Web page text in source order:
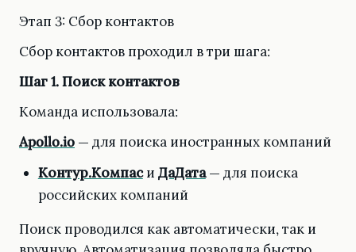
Этап 3: Сбор контактов
Сбор контактов проходил в три шага:
Шаг 1. Поиск контактов
Команда использовала:
Apollo.io — для поиска иностранных компаний
Контур.Компаси ДаДата— для поиска
российских компаний
Поиск проводился как автоматически, так и